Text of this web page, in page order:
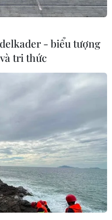
đẫm máu nhằm
Thái Mỹ
chức quốc tế đồng loạt lên
trong lịch sử nước Mỹ
Thái, khiến ít nhất 11
- biểu tượng
tri thức